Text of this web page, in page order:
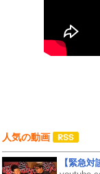
人気の動画
【緊急